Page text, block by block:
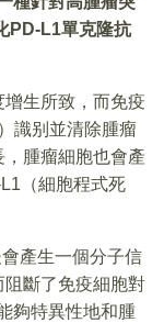
PD-L1單克隆抗
生所致，而免疫
識别並清除腫瘤
腫瘤細胞也會產
（細胞程式死
產生一個分子信
斷了免疫細胞對
夠特異性地和腫